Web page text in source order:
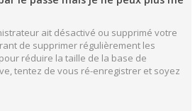
ait désactivé ou supprimé votre
de supprimer régulièrement les
réduire la taille de la base de
tentez de vous ré-enregistrer et soyez